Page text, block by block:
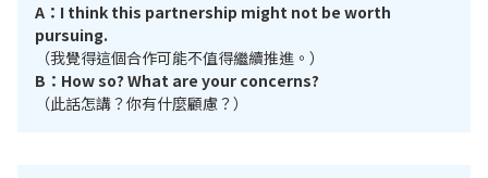
A：I think this partnership might not be worth
pursuing.
（我覺得這個合作可能不值得繼續推進。）
B：How so? What are your concerns?
（此話怎講？你有什麼顧慮？）